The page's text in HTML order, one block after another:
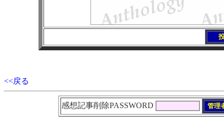
<<戻る
感想記事削除PASSWORD